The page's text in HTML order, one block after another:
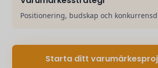
Positionering, budskap och
Starta ditt